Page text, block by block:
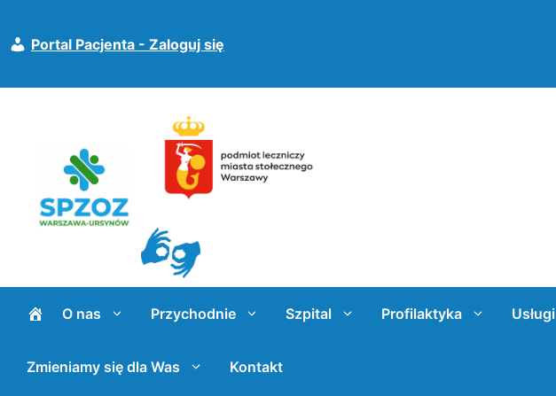
treści
Portal Pacjenta - Zaloguj się
O nas Przychodnie Szpital Profilaktyka Usługi
Zmieniamy się dla Was Kontakt